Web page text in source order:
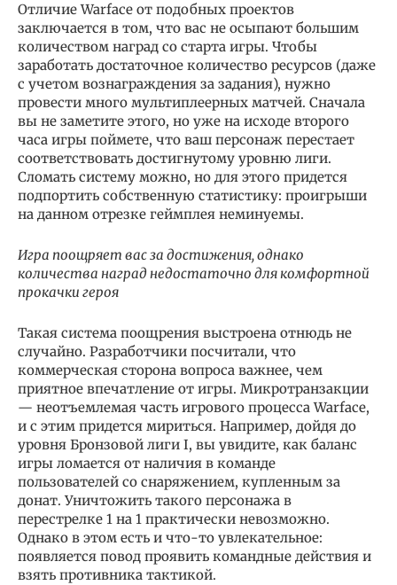
Отличие Warface от подобных проектов
заключается в том, что вас не осыпают большим
количеством наград со старта игры. Чтобы
заработать достаточное количество ресурсов (даже
с учетом вознаграждения за задания), нужно
провести много мультиплеерных матчей. Сначала
вы не заметите этого, но уже на исходе второго
часа игры поймете, что ваш персонаж перестает
соответствовать достигнутому уровню лиги.
Сломать систему можно, но для этого придется
подпортить собственную статистику: проигрыши
на данном отрезке геймплея неминуемы.
Игра поощряет вас за достижения, однако
количества наград недостаточно для комфортной
прокачки героя
Такая система поощрения выстроена отнюдь не
случайно. Разработчики посчитали, что
коммерческая сторона вопроса важнее, чем
приятное впечатление от игры. Микротранзакции
— неотъемлемая часть игрового процесса Warface,
и с этим придется мириться. Например, дойдя до
уровня Бронзовой лиги I, вы увидите, как баланс
игры ломается от наличия в команде
пользователей со снаряжением, купленным за
донат. Уничтожить такого персонажа в
перестрелке 1 на 1 практически невозможно.
Однако в этом есть и что-то увлекательное:
появляется повод проявить командные действия и
взять противника тактикой.